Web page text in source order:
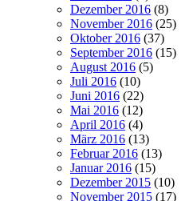
Dezember 2016 (8)
November 2016 (25)
Oktober 2016 (37)
September 2016 (15)
August 2016 (5)
Juli 2016 (10)
Juni 2016 (22)
Mai 2016 (12)
April 2016 (4)
März 2016 (13)
Februar 2016 (13)
Januar 2016 (15)
Dezember 2015 (10)
November 2015 (17)